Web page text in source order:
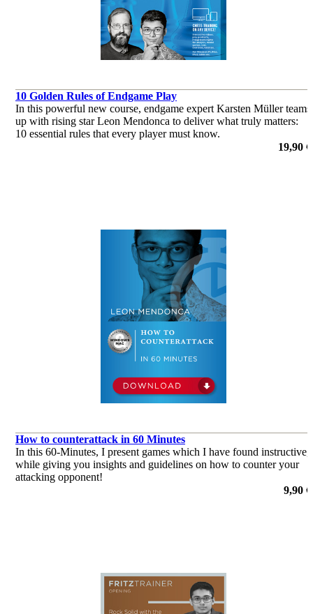
10 Golden Rules of Endgame Play
In this powerful new course, endgame expert Karsten Müller teams
up with rising star Leon Mendonca to deliver what truly matters:
10 essential rules that every player must know.
19,90 €
How to counterattack in 60 Minutes
In this 60-Minutes, I present games which I have found instructive,
while giving you insights and guidelines on how to counter your
attacking opponent!
9,90 €